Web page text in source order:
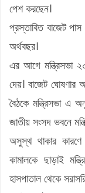
পেশ করছেন।
প্রস্তাবিত বাজেট
অর্থবছর।
এর আগে মন্ত্রিসভা
দেয়। বাজেট
বৈঠকে মন্ত্রিসভা এ
জাতীয় সংসদ ভবনে
অসুস্থ থাকার
কামালকে ছাড়াই
হাসপাতাল থেকে